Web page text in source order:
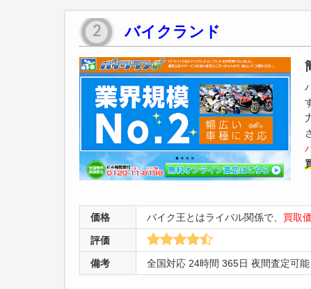
バイクランド
価格 バイク王とはライバル関係で、 買取
評価
備考 全国対応 24時間 365日 夜間査定可能